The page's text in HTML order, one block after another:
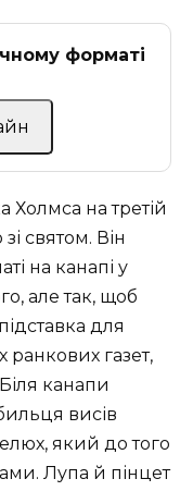
форматі
Холмса на третій
святом. Він
на канапі у
але так, щоб
для
ранкових газет,
канапи
висів
який до того
Лупа й пінцет